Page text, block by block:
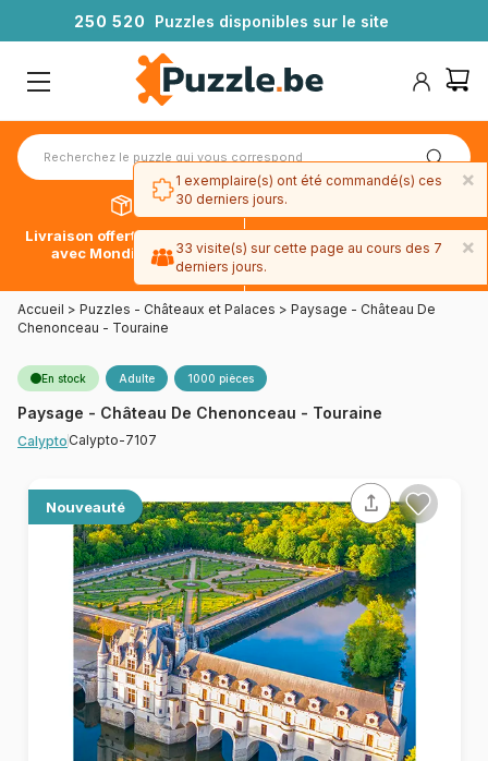
250 520 Puzzles disponibles sur le site
Livraison offerte dès 39€*
avec Mondial Relay
Paiement en 4x sans frais
avec Paypal
Accueil > Puzzles - Châteaux et Palaces > Paysage - Château De
Chenonceau - Touraine
En stock Adulte 1000 pièces
Paysage - Château De Chenonceau - Touraine
Calypto Calypto-7107
Nouveauté
×
1 exemplaire(s) ont été commandé(s) ces
30 derniers jours.
×
33 visite(s) sur cette page au cours des 7
derniers jours.